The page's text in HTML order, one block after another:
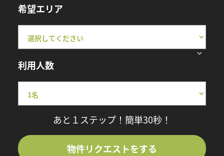
希望エリア
利用人数
あと１ステップ！簡単30秒！
物件リクエストをする